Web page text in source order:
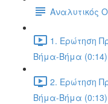
Αναλυτικός
1. Ερώτηση
Βήμα-Βήμα (0:14)
2. Ερώτηση
Βήμα-Βήμα (0:13)